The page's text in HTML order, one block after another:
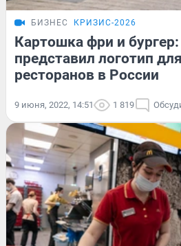
БИЗНЕС КРИЗИС-2026
Картошка фри и
представил логотип
ресторанов в России
9 июня, 2022, 14:51 1 819